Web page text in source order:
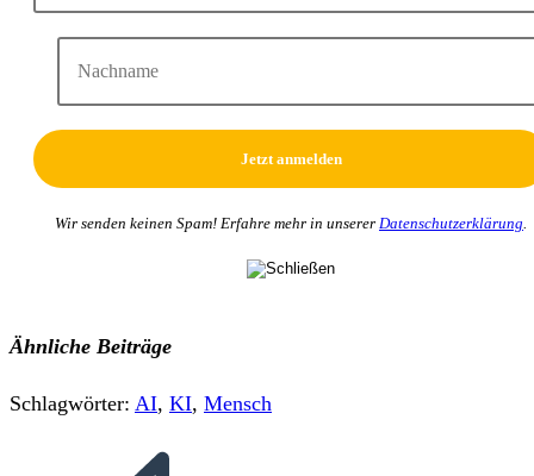
Wir senden keinen Spam! Erfahre mehr in unserer Datenschutzerklärung.
Ähnliche Beiträge
Schlagwörter: AI, KI, Mensch